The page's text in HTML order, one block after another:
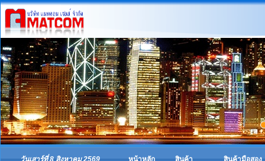
วันเสาร์ที่ 8 สิงหาคม 2569 หน้าหลัก สินค้า สินค้ามือสอง